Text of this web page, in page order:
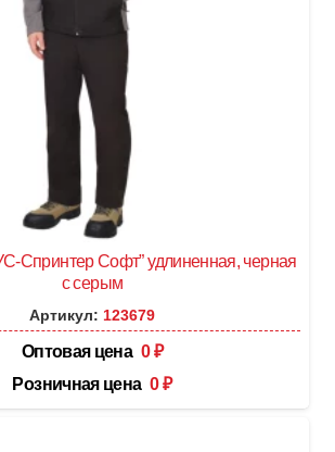
Спринтер Софт” удлиненная, черная
с серым
Артикул: 123679
Оптовая цена 0₽
Розничная цена 0₽